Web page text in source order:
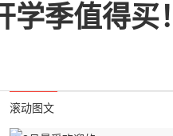
季值得买！
滚动图文